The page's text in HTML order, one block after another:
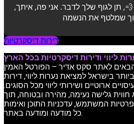
💨, תן לגוף שלך לדבר. אני פה, איתך,
דירות דיסקרטיות
ליווי ודירות דיסקרטיות בכל הארץ
לאתר סקס אדיר – הפורטל האמין
בישראל למציאת נערות ליווי, דירות
ארוטיים ושירותי ליווי מכל הסוגים.
גלישה נעימה, מהירה ובטוחה, תוך
המשתמש, עדכניות התוכן ואימות
כל מודעה ומודעה באתר.